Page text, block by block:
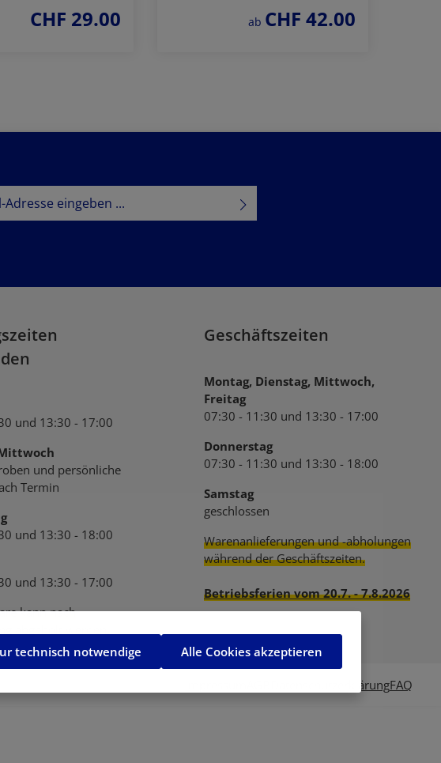
regulärer preis:
CHF 29.00 regulärer preis:
ab CHF 42.00
und 13:30 - 17:00
und persönliche
Termin
und 13:30 - 18:00
und 13:30 - 17:00
kann nach
Geschäftszeiten
Montag, Dienstag, Mittwoch,
Freitag
07:30 - 11:30 und 13:30 - 17:00
Donnerstag
07:30 - 11:30 und 13:30 - 18:00
Samstag
geschlossen
Warenanlieferungen und -abholungen
während der Geschäftszeiten.
Betriebsferien vom 20.7. - 7.8.2026
DatenschutzerklärungFAQ
technisch notwendige Alle Cookies akzeptieren